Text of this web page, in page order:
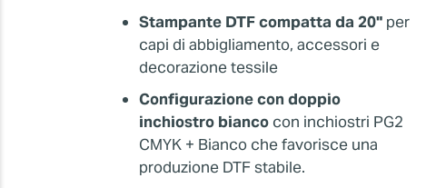
Stampante DTF compatta da 20" per
capi di abbigliamento, accessori e
decorazione tessile
Configurazione con doppio
inchiostro bianco con inchiostri PG2
CMYK + Bianco che favorisce una
produzione DTF stabile.